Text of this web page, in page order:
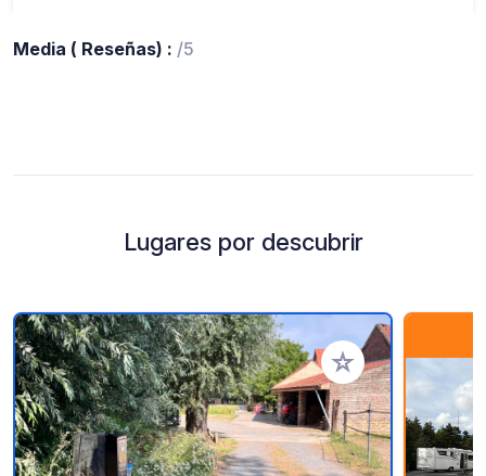
Media ( Reseñas) : /5
Lugares por descubrir
Añadir a tus